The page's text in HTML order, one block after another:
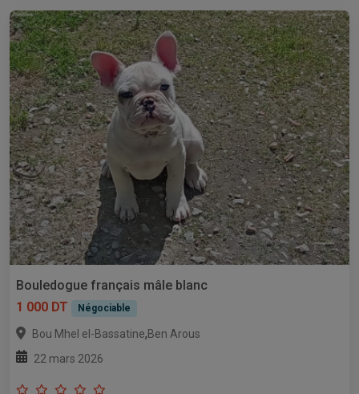
Bouledogue français mâle blanc
1 000 DT
Négociable
Bou Mhel el-Bassatine,Ben Arous
22 mars 2026